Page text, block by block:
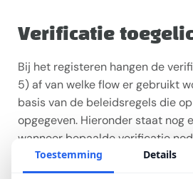
Verificatie
Bij het registeren hangen de
5) af van welke flow er gebruikt
basis van de beleidsregels die
opgegeven. Hieronder staat nog
wanneer bepaalde verificatie
Toestemming Details